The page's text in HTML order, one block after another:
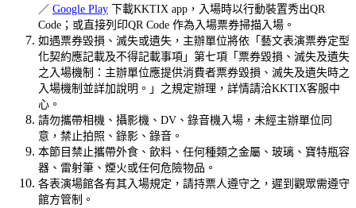
／ Google Play 下載KKTIX app，入場時以行動裝置秀出QR
Code；或直接列印QR Code 作為入場票券掃描入場。
如遇票券毀損、滅失或遺失，主辦單位將依「藝文表演票券定型
化契約應記載及不得記載事項」第七項「票券毀損、滅失及遺失
之入場機制：主辦單位應提供消費者票券毀損、滅失及遺失時之
入場機制並詳加說明。」之規定辦理，詳情請洽KKTIX客服中
心。
請勿攜帶相機、攝影機、DV、錄音機入場，未經主辦單位同
意，禁止拍照、錄影、錄音。
本節目禁止攜帶外食、飲料、任何種類之金屬、玻璃、寶特瓶容
器、雷射筆、煙火或任何危險物品。
各表演場館各有其入場規定，請持票人遵守之，遲到觀眾需遵守
館方管制。